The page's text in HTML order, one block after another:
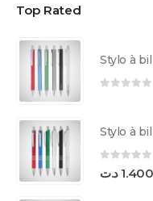
Top Rated
Stylo à
Stylo à
sur 51.400 د.ت